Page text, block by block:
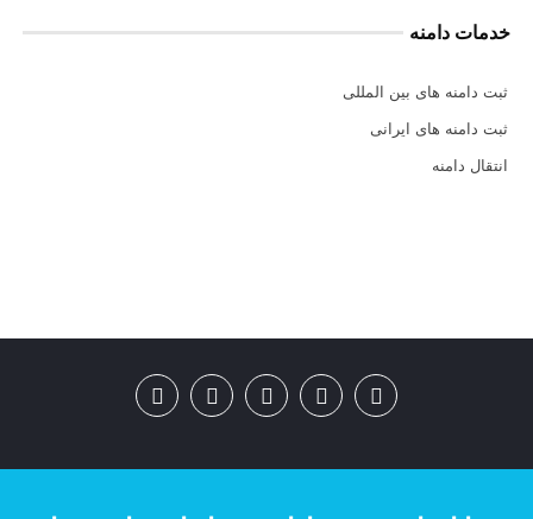
خدمات دامنه
ثبت دامنه های بین المللی
ثبت دامنه های ایرانی
انتقال دامنه